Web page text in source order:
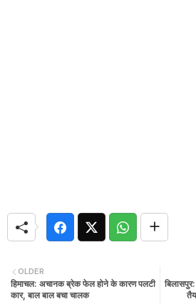
OLDER
हिमाचल: अचानक ब्रेक फेल होने के कारण पलटी
कार, बाल बाल बचा चालक